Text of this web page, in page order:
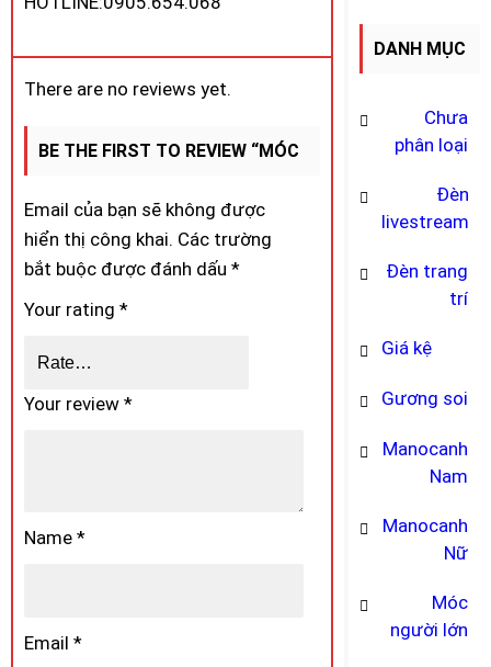
There are no reviews yet.
BE THE FIRST TO REVIEW “MÓC
NHỰA GIẢ GỖ NGƯỜI LỚN, XINH
XẮN”
Email của bạn sẽ không được
hiển thị công khai. Các trường
bắt buộc được đánh dấu *
Your rating *
Your review *
Name *
Email *
DANH MỤC
Chưa
phân loại
Đèn
livestream
Đèn trang
trí
Giá kệ
Gương soi
Manocanh
Nam
Manocanh
Nữ
Móc
người lớn